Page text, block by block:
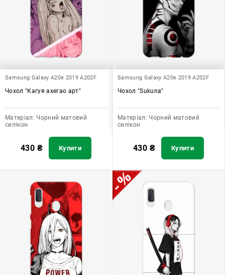
Samsung Galaxy A20e 2019 A202F
Чохол "Кагуя ахегао арт"
Матеріал: Чорний матовий
силікон
430 ₴ Купити
Samsung Galaxy A20e 2019 A202F
Чохол "Sukuna"
Матеріал: Чорний матовий
силікон
430 ₴ Купити